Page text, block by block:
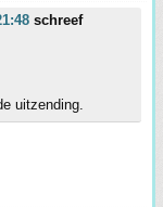
schreef
uitzending.